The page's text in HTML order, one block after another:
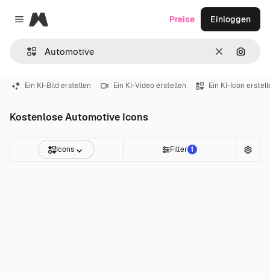
Close menu
Magnific
LöschenNach
Preise Einloggen
Ein KI-Bild erstellen Ein KI-Video erstellen Ein KI-Icon
Kostenlose Automotive Icons
Icons Filter 1